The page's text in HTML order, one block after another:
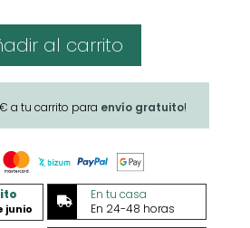
al carrito
€ a tu carrito para envío gratuito!
junio

En tu casa
En 24-48 horas